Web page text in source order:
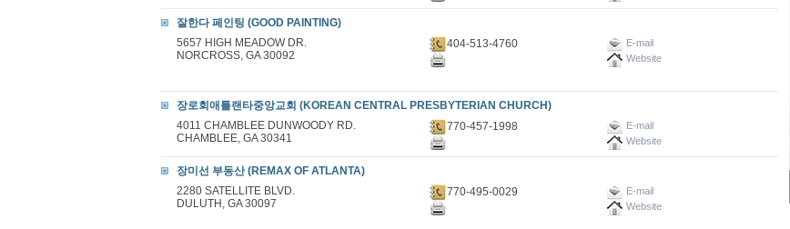
잘한다 페인팅 (GOOD PAINTING)
5657 HIGH MEADOW DR.
NORCROSS, GA 30092
404-513-4760
E-mail
Website
장로회애틀랜타중앙교회 (KOREAN CENTRAL PRESBYTERIAN CHURCH)
4011 CHAMBLEE DUNWOODY RD.
CHAMBLEE, GA 30341
770-457-1998
E-mail
Website
장미선 부동산 (REMAX OF ATLANTA)
2280 SATELLITE BLVD.
DULUTH, GA 30097
770-495-0029
E-mail
Website